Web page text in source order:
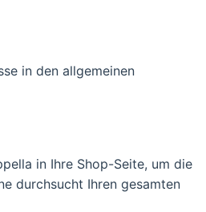
in den allgemeinen
in Ihre Shop-Seite, um die
durchsucht Ihren gesamten